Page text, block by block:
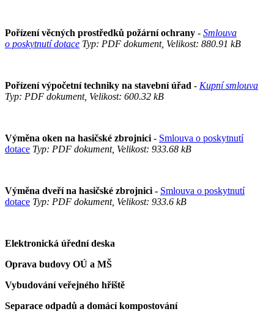
Pořízení věcných prostředků požární ochrany - Smlouva
o poskytnutí dotace Typ: PDF dokument, Velikost: 880.91 kB
Pořízení výpočetní techniky na stavební úřad - Kupní smlouva
Typ: PDF dokument, Velikost: 600.32 kB
Výměna oken na hasičské zbrojnici - Smlouva o poskytnutí
dotace Typ: PDF dokument, Velikost: 933.68 kB
Výměna dveří na hasičské zbrojnici - Smlouva o poskytnutí
dotace Typ: PDF dokument, Velikost: 933.6 kB
Elektronická úřední deska
Oprava budovy OÚ a MŠ
Vybudování veřejného hřiště
Separace odpadů a domácí kompostování